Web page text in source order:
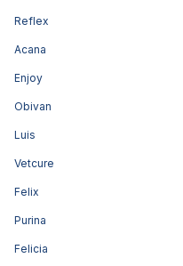
Reflex
Acana
Enjoy
Obivan
Luis
Vetcure
Felix
Purina
Felicia